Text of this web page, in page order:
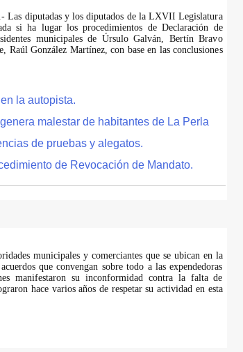
Las diputadas y los diputados de la LXVII Legislatura
si ha lugar los procedimientos de Declaración de
municipales de Úrsulo Galván, Bertín Bravo
Raúl González Martínez, con base en las conclusiones
la autopista.
malestar de habitantes de La Perla
de pruebas y alegatos.
de Revocación de Mandato.
municipales y comerciantes que se ubican en la
que convengan sobre todo a las expendedoras
manifestaron su inconformidad contra la falta de
hace varios años de respetar su actividad en esta